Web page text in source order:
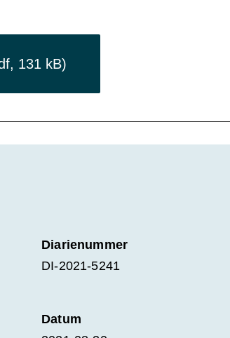
131 kB)
Diarienummer
DI-2021-5241
Datum